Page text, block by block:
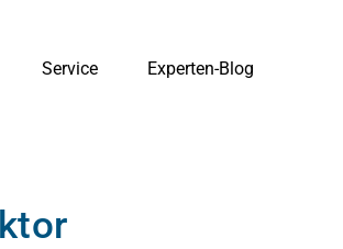
Service Experten-Blog